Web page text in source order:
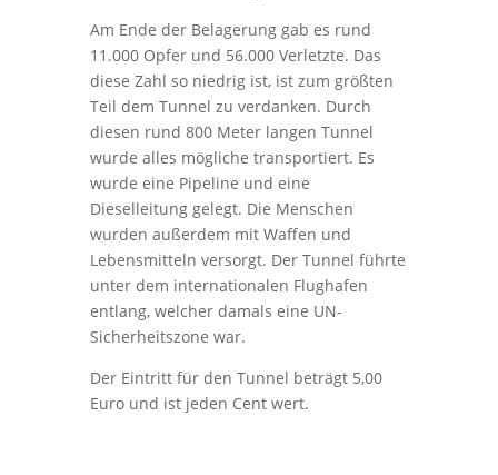
Am Ende der Belagerung gab es rund
11.000 Opfer und 56.000 Verletzte. Das
diese Zahl so niedrig ist, ist zum größten
Teil dem Tunnel zu verdanken. Durch
diesen rund 800 Meter langen Tunnel
wurde alles mögliche transportiert. Es
wurde eine Pipeline und eine
Dieselleitung gelegt. Die Menschen
wurden außerdem mit Waffen und
Lebensmitteln versorgt. Der Tunnel führte
unter dem internationalen Flughafen
entlang, welcher damals eine UN-
Sicherheitszone war.
Der Eintritt für den Tunnel beträgt 5,00
Euro und ist jeden Cent wert.